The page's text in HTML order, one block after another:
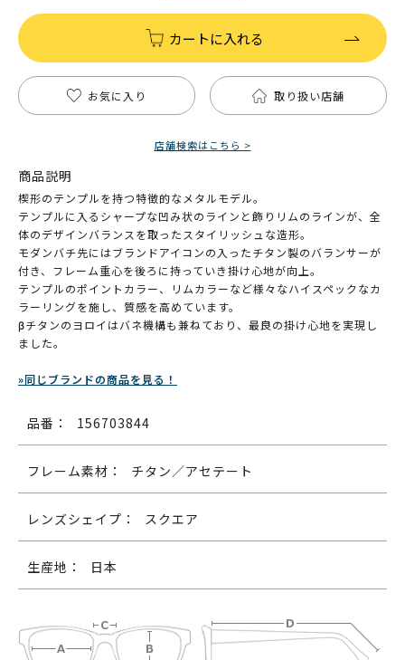
カートに入れる
お気に入り 取り扱い店舗
店舗検索はこちら >
商品説明
楔形のテンプルを持つ特徴的なメタルモデル。
テンプルに入るシャープな凹み状のラインと飾りリムのラインが、全
体のデザインバランスを取ったスタイリッシュな造形。
モダンバチ先にはブランドアイコンの入ったチタン製のバランサーが
付き、フレーム重心を後ろに持っていき掛け心地が向上。
テンプルのポイントカラー、リムカラーなど様々なハイスペックなカ
ラーリングを施し、質感を高めています。
βチタンのヨロイはバネ機構も兼ねており、最良の掛け心地を実現し
ました。
»同じブランドの商品を見る！
品番： 156703844
フレーム素材： チタン／アセテート
レンズシェイプ： スクエア
生産地： 日本